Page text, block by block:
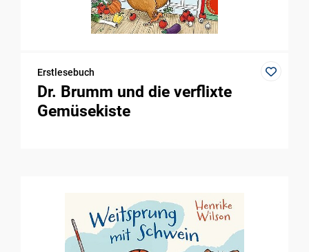
Erstlesebuch
Dr. Brumm und die verflixte
Gemüsekiste